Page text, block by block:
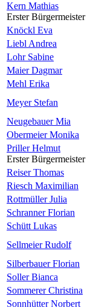
Kern Mathias
Erster Bürgermeister
Knöckl Eva
Liebl Andrea
Lohr Sabine
Maier Dagmar
Mehl Erika
Meyer Stefan
Neugebauer Mia
Obermeier Monika
Priller Helmut
Erster Bürgermeister
Reiser Thomas
Riesch Maximilian
Rottmüller Julia
Schranner Florian
Schütt Lukas
Sellmeier Rudolf
Silberbauer Florian
Soller Bianca
Sommerer Christina
Sonnhütter Norbert